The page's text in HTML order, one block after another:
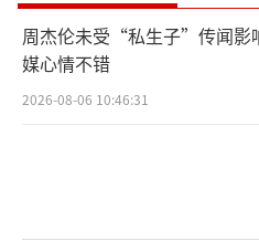
周杰伦未受“私生子”传闻影
媒心情不错
2026-08-06 10:46:31